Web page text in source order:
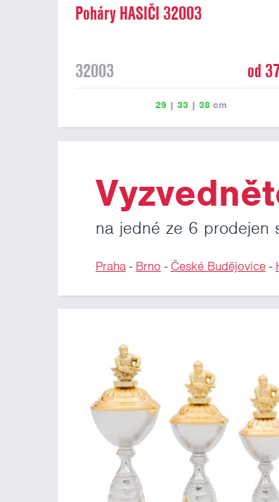
Poháry HASIČI 32003
32003 od
29 | 33| 38 cm
na jedné ze 6 prodejen
Praha- Brno - České Budějovice-